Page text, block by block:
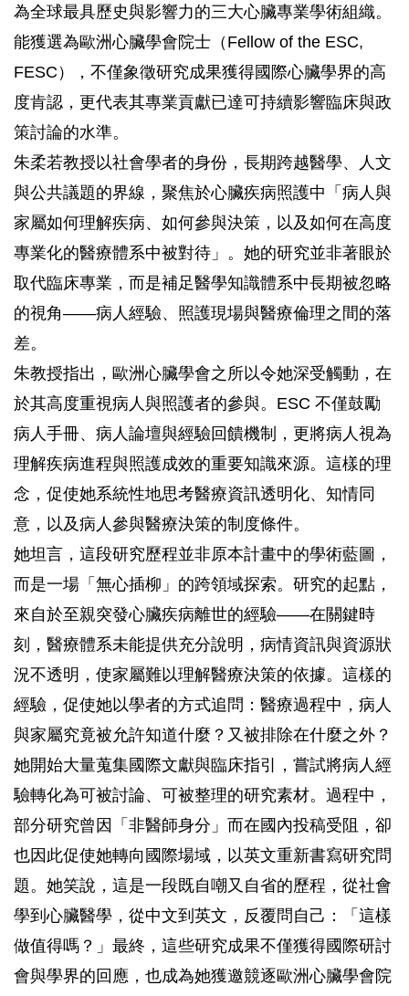
為全球最具歷史與影響力的三大心臟專業學術組織。
能獲選為歐洲心臟學會院士（Fellow of the ESC,
FESC），不僅象徵研究成果獲得國際心臟學界的高
度肯認，更代表其專業貢獻已達可持續影響臨床與政
策討論的水準。
朱柔若教授以社會學者的身份，長期跨越醫學、人文
與公共議題的界線，聚焦於心臟疾病照護中「病人與
家屬如何理解疾病、如何參與決策，以及如何在高度
專業化的醫療體系中被對待」。她的研究並非著眼於
取代臨床專業，而是補足醫學知識體系中長期被忽略
的視角——病人經驗、照護現場與醫療倫理之間的落
差。
朱教授指出，歐洲心臟學會之所以令她深受觸動，在
於其高度重視病人與照護者的參與。ESC 不僅鼓勵
病人手冊、病人論壇與經驗回饋機制，更將病人視為
理解疾病進程與照護成效的重要知識來源。這樣的理
念，促使她系統性地思考醫療資訊透明化、知情同
意，以及病人參與醫療決策的制度條件。
她坦言，這段研究歷程並非原本計畫中的學術藍圖，
而是一場「無心插柳」的跨領域探索。研究的起點，
來自於至親突發心臟疾病離世的經驗——在關鍵時
刻，醫療體系未能提供充分說明，病情資訊與資源狀
況不透明，使家屬難以理解醫療決策的依據。這樣的
經驗，促使她以學者的方式追問：醫療過程中，病人
與家屬究竟被允許知道什麼？又被排除在什麼之外？
她開始大量蒐集國際文獻與臨床指引，嘗試將病人經
驗轉化為可被討論、可被整理的研究素材。過程中，
部分研究曾因「非醫師身分」而在國內投稿受阻，卻
也因此促使她轉向國際場域，以英文重新書寫研究問
題。她笑說，這是一段既自嘲又自省的歷程，從社會
學到心臟醫學，從中文到英文，反覆問自己：「這樣
做值得嗎？」最終，這些研究成果不僅獲得國際研討
會與學界的回應，也成為她獲邀競逐歐洲心臟學會院